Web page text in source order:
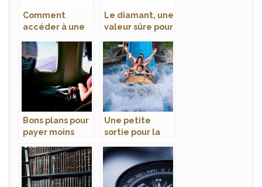
Comment
accéder à une
maison sans
inscription ?
Le diamant, une
valeur sûre pour
Bons plans pour
payer moins
d’avion
Une petite
sortie pour la
parcs
d’attractions en
France